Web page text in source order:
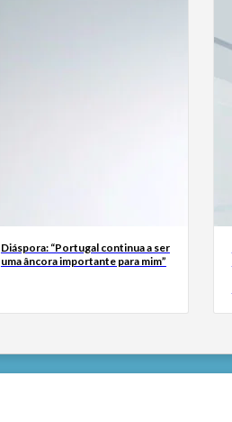
Diáspora: “Portugal continua a ser
uma âncora importante para mim”